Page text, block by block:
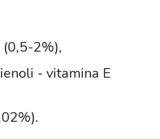
2%),
- vitamina E